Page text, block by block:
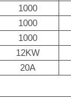
1000
1000
1000
12KW
20A